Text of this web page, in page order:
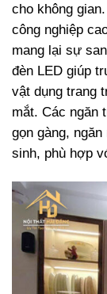
cho không
công nghiệp
mang lại sự
đèn LED giúp
vật dụng trang
mắt. Các ngăn
gọn gàng,
sinh, phù hợp